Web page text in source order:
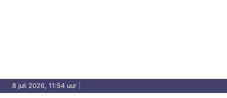
8 juli 2026, 11:54 uur